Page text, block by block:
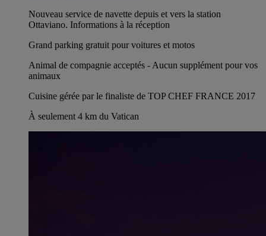
Nouveau service de navette depuis et vers la station
Ottaviano. Informations à la réception
Grand parking gratuit pour voitures et motos
Animal de compagnie acceptés - Aucun supplément pour vos
animaux
Cuisine gérée par le finaliste de TOP CHEF FRANCE 2017
À seulement 4 km du Vatican